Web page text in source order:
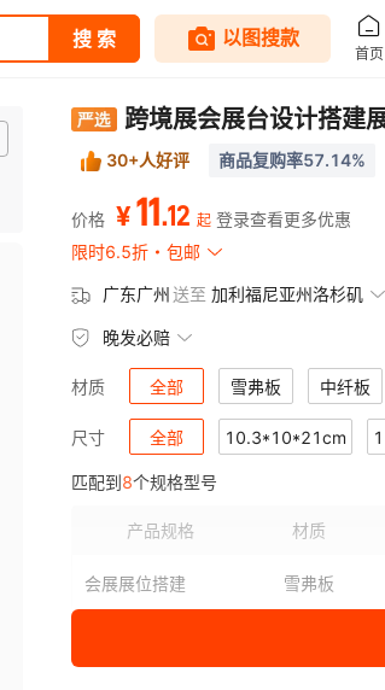
跨境展会展台设计搭建
30+人好评 商品复购率57.14%
价格 ¥11.12 起 登录查看更多优惠
限时6.5折
包邮
广东广州送至 加利福尼亚州洛杉矶
晚发必赔
材质 全部 雪弗板 中纤板
尺寸 全部 10.3*10*21cm
16.5*10.2*20.5cm
匹配到8个规格型号
产品规格 材质
会展展位搭建 雪弗板